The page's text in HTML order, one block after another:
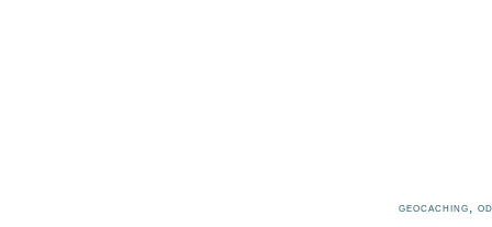
geocaching,